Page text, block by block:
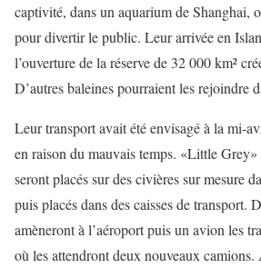
captivité, dans un aquarium de Shanghai,
pour divertir le public. Leur arrivée en
l’ouverture de la réserve de 32 000 km²
D’autres baleines pourraient les rejoindre
Leur transport avait été envisagé à la mi-
en raison du mauvais temps. «Little
seront placés sur des civières sur mesure
puis placés dans des caisses de transport.
amèneront à l’aéroport puis un avion les
où les attendront deux nouveaux camions.